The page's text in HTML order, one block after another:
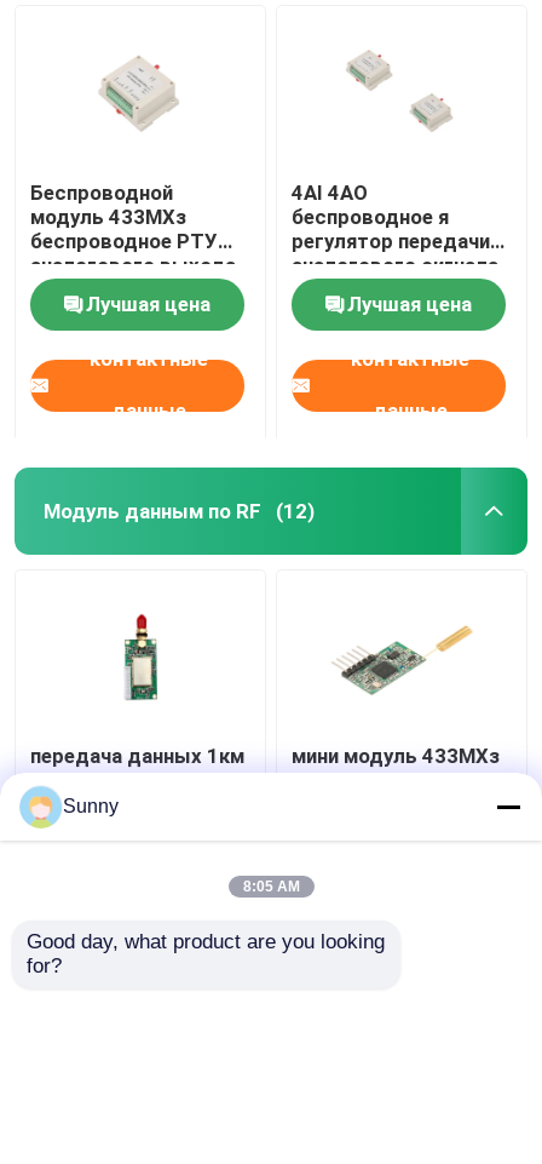
Беспроводной
модуль 433МХз
беспроводное РТУ
аналогового выхода
собирает 4-20мА, 0-
5В, сигнал 0-10В
Лучшая цена
контактные
данные
4AI 4AO
беспроводное я
регулятор передачи
аналогового сигнала
модуля o
Лучшая цена
контактные
данные
Модуль данным по RF (12)
передача данных 1км
РС232 РС485 ТТЛ
модуля 100мВ
данным по 433МХз
мини модуль 433МХз
1км
беспроводной
Sunny
8:05 AM
Good day, what product are you looking
for?